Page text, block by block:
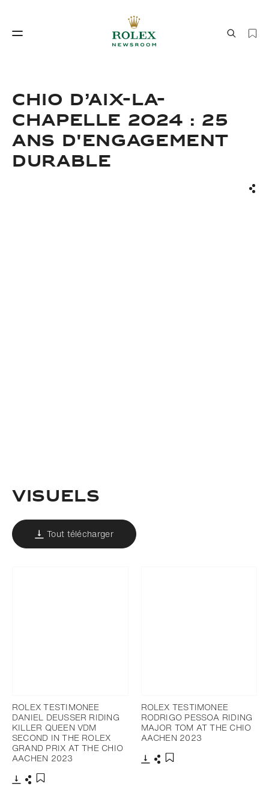
CHIO D’AIX-LA-
CHAPELLE 2024 : 25
ANS D'ENGAGEMENT
DURABLE
Visuels
Tout télécharger
ROLEX TESTIMONEE
DANIEL DEUSSER RIDING
KILLER QUEEN VDM
SECOND IN THE ROLEX
GRAND PRIX AT THE CHIO
AACHEN 2023
ROLEX TESTIMONEE
RODRIGO PESSOA RIDING
MAJOR TOM AT THE CHIO
AACHEN 2023